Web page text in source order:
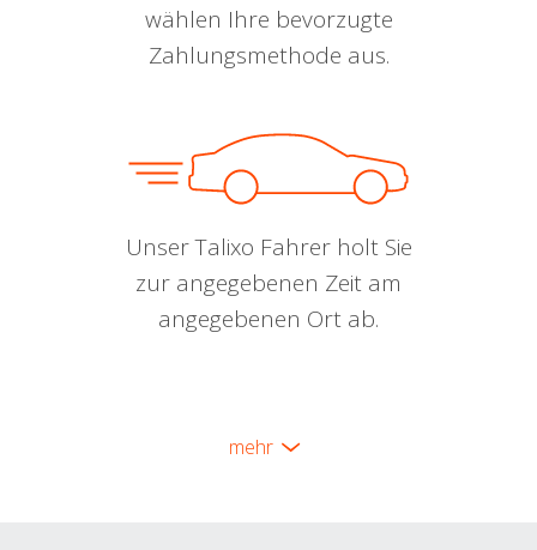
wählen Ihre bevorzugte
Zahlungsmethode aus.
Unser Talixo Fahrer holt Sie
zur angegebenen Zeit am
angegebenen Ort ab.
mehr